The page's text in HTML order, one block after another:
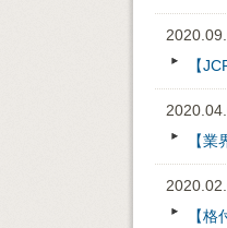
【
【
【